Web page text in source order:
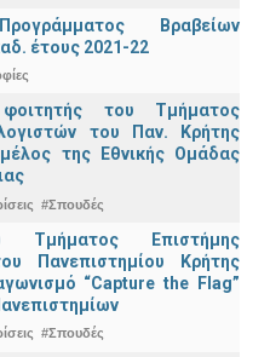
Βραβείων
έτους 2021-22
φοιτητής του Τμήματος
του Παν. Κρήτης
της Εθνικής Ομάδας
#Σπουδές
Τμήματος Επιστήμης
Πανεπιστημίου Κρήτης
“Capture the Flag”
#Σπουδές